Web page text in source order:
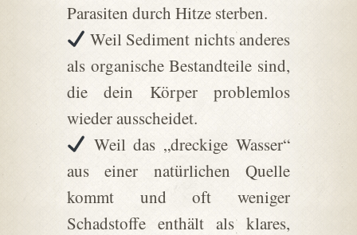
Parasiten durch Hitze sterben.
Weil Sediment nichts anderes
als organische Bestandteile sind,
die dein Körper problemlos
wieder ausscheidet.
Weil das „dreckige Wasser“
aus einer natürlichen Quelle
kommt und oft weniger
Schadstoffe enthält als klares,